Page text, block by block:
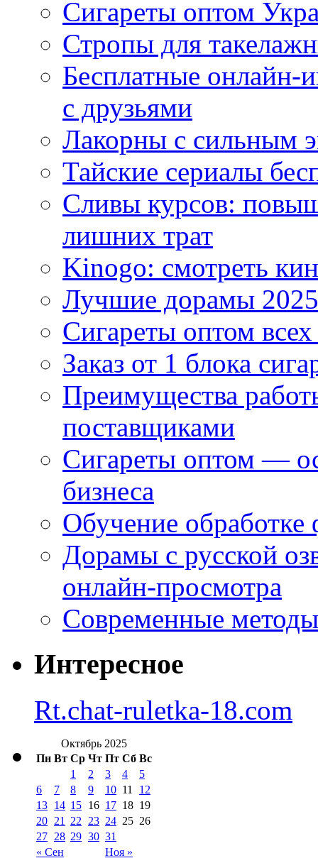
Сигареты оптом
Стропы для
Бесплатные
с друзьями
Лакорны с сильным
Тайские сериалы
Сливы курсов:
лишних трат
Kinogo: смотреть
Лучшие дорамы
Сигареты оптом
Заказ от 1 блока
Преимущества
поставщиками
Сигареты оптом —
бизнеса
Обучение
Дорамы с русской
онлайн-просмотра
Современные
Интересное
Rt.chat-ruletka-18.com
Октябрь 2025
Пн Вт Ср Чт Пт Сб Вс
« Сен Ноя »
1 2 3 4
5
6
7 8 9 10 11
12
13 14 15 16 17 18 19
20 21 22 23 24 25 26
27 28 29 30 31